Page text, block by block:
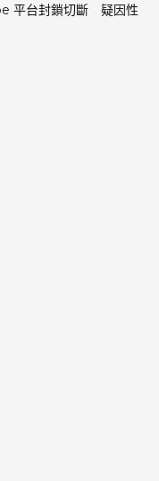
平台封鎖切斷 疑因性